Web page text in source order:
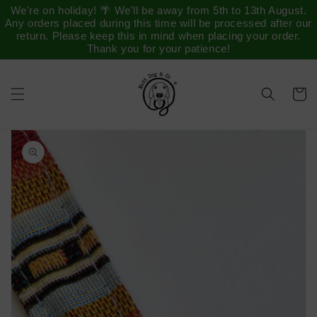
We're on holiday! 🌴 We'll be away from 5th to 13th August.
Any orders placed during this time will be processed after our
return. Please keep this in mind when placing your order.
Thank you for your patience!
para o
conteúdo
a
informação
do produto